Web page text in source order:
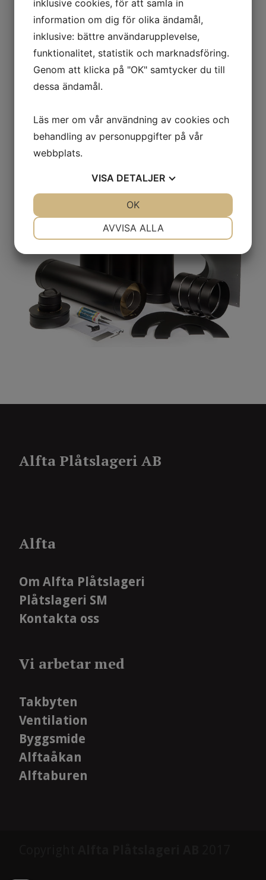
BIOMODUL stålskorsten gör det snyggt,
tryggt och enkelt.
Alfta Plåtslageri AB
Alfta
Om Alfta Plåtslageri
Plåtslageri SM
Kontakta oss
Vi arbetar med
Takbyten
Ventilation
Byggsmide
Alftaåkan
Alftaburen
inklusive cookies, för att samla in
information om dig för olika ändamål,
inklusive: bättre användarupplevelse,
funktionalitet, statistik och marknadsföring.
Genom att klicka på "OK" samtycker du till
dessa ändamål.
Läs mer om vår användning av cookies och
behandling av personuppgifter på vår
webbplats.
VISA DETALJER
MARKNADSFÖRING
AVVISA ALLA
OK